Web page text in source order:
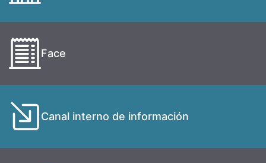
Face
Canal interno de información